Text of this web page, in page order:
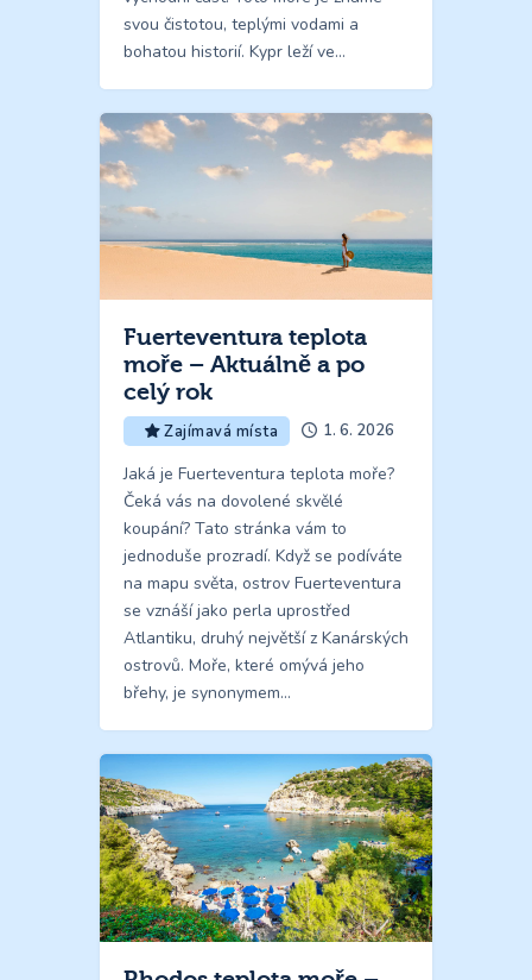
svou čistotou, teplými vodami a
bohatou historií. Kypr leží ve…
Fuerteventura teplota
moře – Aktuálně a po
celý rok
Zajímavá místa 1. 6. 2026
Jaká je Fuerteventura teplota moře?
Čeká vás na dovolené skvělé
koupání? Tato stránka vám to
jednoduše prozradí. Když se podíváte
na mapu světa, ostrov Fuerteventura
se vznáší jako perla uprostřed
Atlantiku, druhý největší z Kanárských
ostrovů. Moře, které omývá jeho
břehy, je synonymem…